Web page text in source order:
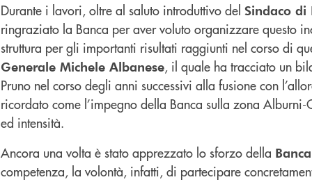
Durante i lavori, oltre al saluto introduttivo del Sindaco di
ringraziato la Banca per aver voluto organizzare questo
struttura per gli importanti risultati raggiunti nel corso di
Generale Michele Albanese, il quale ha tracciato un
Pruno nel corso degli anni successivi alla fusione con
ricordato come l’impegno della Banca sulla zona
ed intensità.
Ancora una volta è stato apprezzato lo sforzo della
competenza, la volontà, infatti, di partecipare